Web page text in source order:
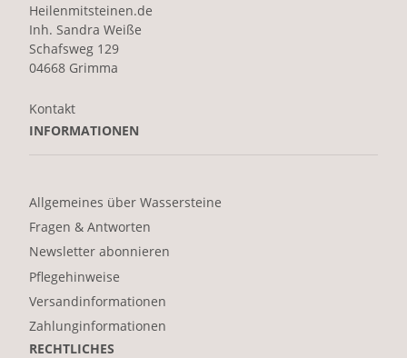
Heilenmitsteinen.de
Inh. Sandra Weiße
Schafsweg 129
04668 Grimma
Kontakt
INFORMATIONEN
Allgemeines über Wassersteine
Fragen & Antworten
Newsletter abonnieren
Pflegehinweise
Versandinformationen
Zahlunginformationen
RECHTLICHES